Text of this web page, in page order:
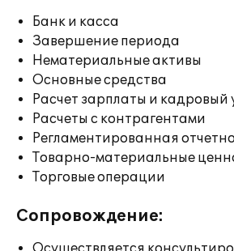
Банк и касса
Завершение периода
Нематериальные активы
Основные средства
Расчет зарплаты и кадровый
Расчеты с контрагентами
Регламентированная
Товарно-материальные
Торговые операции
Сопровождение: